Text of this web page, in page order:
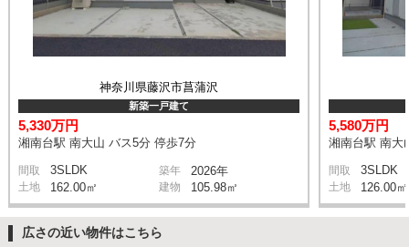
神奈川県藤沢市菖蒲沢
新築一戸建て
5,330万円
湘南台駅 南大山 バス5分 停歩7分
間取 3SLDK 築年 2026年
土地 162.00㎡ 建物 105.98㎡
5,580万円
湘南台駅 南大
間取 3SLDK
土地 126.00㎡
広さの近い物件はこちら